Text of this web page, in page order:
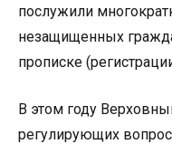
послужили
незащищенных
прописке
В этом году
регулирующих